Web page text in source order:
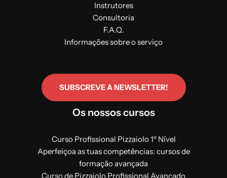
Instrutores
Consultoria
F.A.Q.
Informações sobre o serviço
SUBSCREVE A NEWSLETTER!
Os nossos cursos
Curso Profissional Pizzaiolo 1º Nível
Aperfeiçoa as tuas competências: cursos de
formação avançada
Curso de Pizzaiolo Profissional Avançado